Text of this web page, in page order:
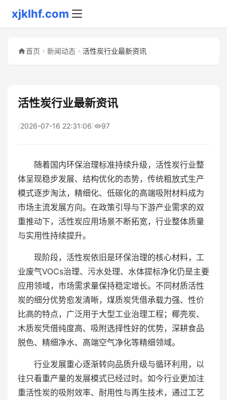
xjklhf.com
首页 新闻动态 活性炭行业最新资讯
活性炭行业最新资讯
2026-07-16 22:31:06 97
随着国内环保治理标准持续升级，活性炭行业整
体呈现稳步发展、结构优化的态势，传统粗放式生产
模式逐步淘汰，精细化、低碳化的高端吸附材料成为
市场主流发展方向。在政策引导与下游产业需求的双
重推动下，活性炭应用场景不断拓宽，行业整体质量
与实用性持续提升。
现阶段，活性炭依旧是环保治理的核心材料，工
业废气VOCs治理、污水处理、水体提标净化仍是主要
应用领域，市场需求量保持稳定增长。不同材质活性
炭的细分优势愈发清晰，煤质炭凭借承载力强、性价
比高的特点，广泛用于大型工业治理工程；椰壳炭、
木质炭凭借纯度高、吸附选择性好的优势，深耕食品
脱色、精细净水、高端空气净化等精细领域。
行业发展重心逐渐转向品质升级与循环利用，以
往只看重产量的发展模式已经过时。如今行业更加注
重活性炭的吸附效率、耐用性与再生技术，通过工艺